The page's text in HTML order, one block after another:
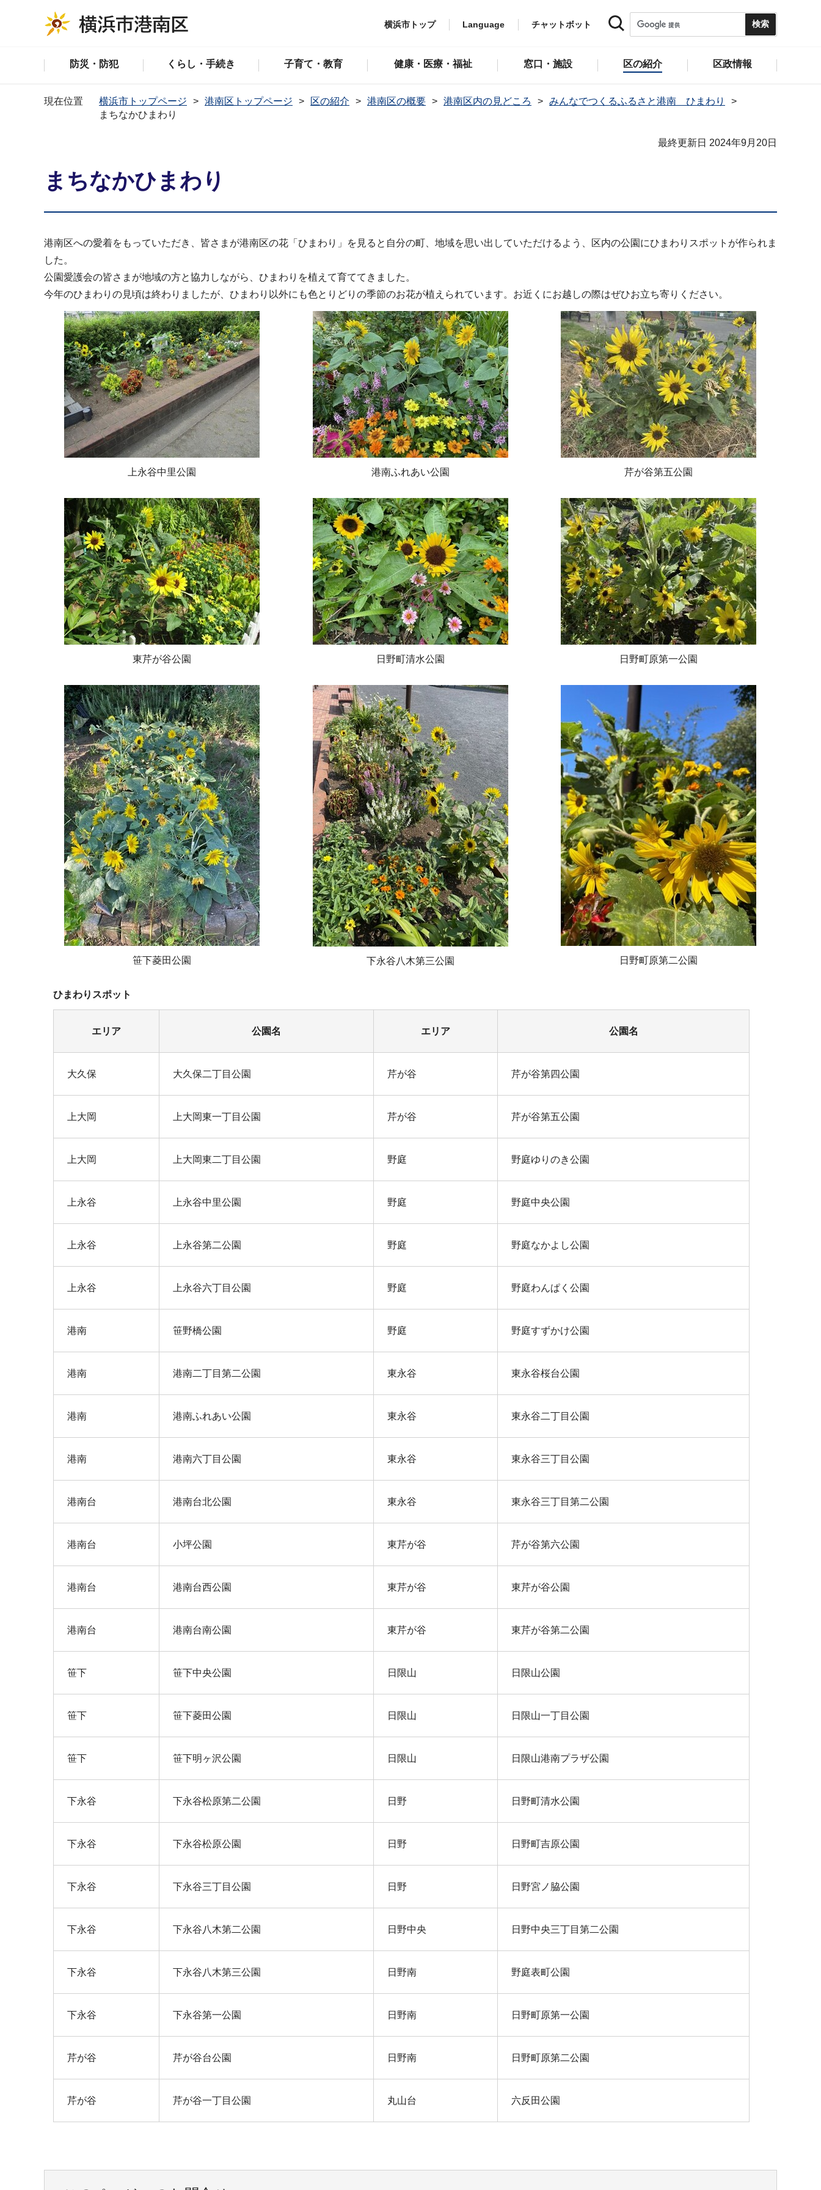
横浜市トップ Language チャットボット
防災・防犯 くらし・手続き 子育て・教育 健康・医療・福祉 窓口・施設 区の紹介 区政情報
現在位置 横浜市トップページ 港南区トップページ 区の紹介 港南区の概要 港南区内の見どころ
みんなでつくるふるさと港南 ひまわり
まちなかひまわり
最終更新日 2024年9月20日
まちなかひまわり
港南区への愛着をもっていただき、皆さまが港南区の花「ひまわり」を見ると自分の町、地域を思い出していただけるよう、区内の公園にひまわりスポットが作られま
した。
公園愛護会の皆さまが地域の方と協力しながら、ひまわりを植えて育ててきました。
今年のひまわりの見頃は終わりましたが、ひまわり以外にも色とりどりの季節のお花が植えられています。お近くにお越しの際はぜひお立ち寄りください。
上永谷中里公園 港南ふれあい公園 芹が谷第五公園
東芹が谷公園 日野町清水公園 日野町原第一公園
笹下菱田公園 下永谷八木第三公園 日野町原第二公園
ひまわりスポット
エリア 公園名 エリア 公園名
大久保 大久保二丁目公園 芹が谷 芹が谷第四公園
上大岡 上大岡東一丁目公園 芹が谷 芹が谷第五公園
上大岡 上大岡東二丁目公園 野庭 野庭ゆりのき公園
上永谷 上永谷中里公園 野庭 野庭中央公園
上永谷 上永谷第二公園 野庭 野庭なかよし公園
上永谷 上永谷六丁目公園 野庭 野庭わんぱく公園
港南 笹野橋公園 野庭 野庭すずかけ公園
港南 港南二丁目第二公園 東永谷 東永谷桜台公園
港南 港南ふれあい公園 東永谷 東永谷二丁目公園
港南 港南六丁目公園 東永谷 東永谷三丁目公園
港南台 港南台北公園 東永谷 東永谷三丁目第二公園
港南台 小坪公園 東芹が谷 芹が谷第六公園
港南台 港南台西公園 東芹が谷 東芹が谷公園
港南台 港南台南公園 東芹が谷 東芹が谷第二公園
笹下 笹下中央公園 日限山 日限山公園
笹下 笹下菱田公園 日限山 日限山一丁目公園
笹下 笹下明ヶ沢公園 日限山 日限山港南プラザ公園
下永谷 下永谷松原第二公園 日野 日野町清水公園
下永谷 下永谷松原公園 日野 日野町吉原公園
下永谷 下永谷三丁目公園 日野 日野宮ノ脇公園
下永谷 下永谷八木第二公園 日野中央 日野中央三丁目第二公園
下永谷 下永谷八木第三公園 日野南 野庭表町公園
下永谷 下永谷第一公園 日野南 日野町原第一公園
芹が谷 芹が谷台公園 日野南 日野町原第二公園
芹が谷 芹が谷一丁目公園 丸山台 六反田公園